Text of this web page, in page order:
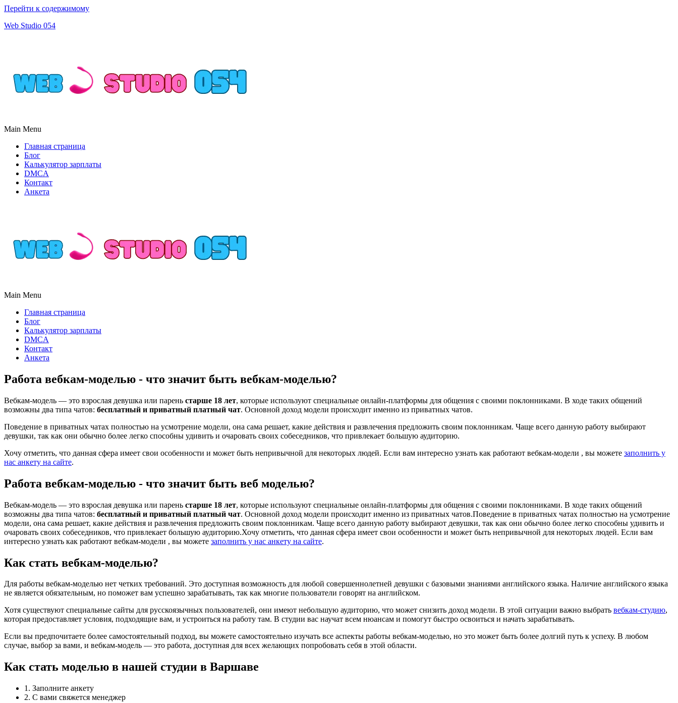
Перейти к содержимому
Web Studio 054
Main Menu
Главная страница
Блог
Калькулятор зарплаты
DMCA
Контакт
Анкета
Main Menu
Главная страница
Блог
Калькулятор зарплаты
DMCA
Контакт
Анкета
Работа вебкам-моделью - что значит быть вебкам-моделью?
Вебкам-модель — это взрослая девушка или парень старше 18 лет, которые используют специальные онлайн-платформы для общения с своими поклонниками. В ходе таких общений
возможны два типа чатов: бесплатный и приватный платный чат. Основной доход модели происходит именно из приватных чатов.
Поведение в приватных чатах полностью на усмотрение модели, она сама решает, какие действия и развлечения предложить своим поклонникам. Чаще всего данную работу выбирают
девушки, так как они обычно более легко способны удивить и очаровать своих собеседников, что привлекает большую аудиторию.
Хочу отметить, что данная сфера имеет свои особенности и может быть непривычной для некоторых людей. Если вам интересно узнать как работают вебкам-модели , вы можете заполнить у
нас анкету на сайте.
Работа вебкам-моделью - что значит быть веб моделью?
Вебкам-модель — это взрослая девушка или парень старше 18 лет, которые используют специальные онлайн-платформы для общения с своими поклонниками. В ходе таких общений
возможны два типа чатов: бесплатный и приватный платный чат. Основной доход модели происходит именно из приватных чатов.Поведение в приватных чатах полностью на усмотрение
модели, она сама решает, какие действия и развлечения предложить своим поклонникам. Чаще всего данную работу выбирают девушки, так как они обычно более легко способны удивить и
очаровать своих собеседников, что привлекает большую аудиторию.Хочу отметить, что данная сфера имеет свои особенности и может быть непривычной для некоторых людей. Если вам
интересно узнать как работают вебкам-модели , вы можете заполнить у нас анкету на сайте.
Как стать вебкам-моделью?
Для работы вебкам-моделью нет четких требований. Это доступная возможность для любой совершеннолетней девушки с базовыми знаниями английского языка. Наличие английского языка
не является обязательным, но поможет вам успешно зарабатывать, так как многие пользователи говорят на английском.
Хотя существуют специальные сайты для русскоязычных пользователей, они имеют небольшую аудиторию, что может снизить доход модели. В этой ситуации важно выбрать вебкам-студию,
которая предоставляет условия, подходящие вам, и устроиться на работу там. В студии вас научат всем нюансам и помогут быстро освоиться и начать зарабатывать.
Если вы предпочитаете более самостоятельный подход, вы можете самостоятельно изучать все аспекты работы вебкам-моделью, но это может быть более долгий путь к успеху. В любом
случае, выбор за вами, и вебкам-модель — это работа, доступная для всех желающих попробовать себя в этой области.
Как стать моделью в нашей студии в Варшаве
1. Заполните анкету
2. С вами свяжется менеджер